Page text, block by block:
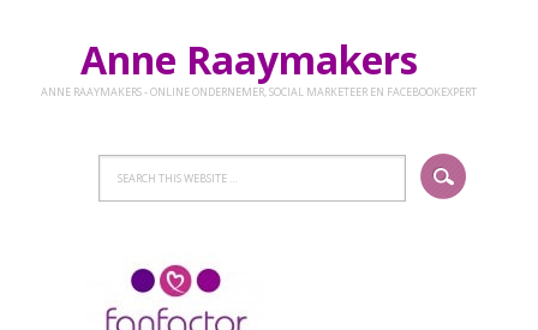
Anne Raaymakers
ANNE RAAYMAKERS - ONLINE ONDERNEMER, SOCIAL MARKETEER EN FACEBOOKEXPERT